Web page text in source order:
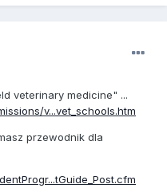
veterinary medicine" ...
v...vet_schools.htm
przewodnik dla